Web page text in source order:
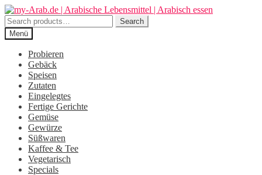
Zur
Navigation
springen
Zum
Inhalt
springen
Search
for:
Search
Menü
Probieren
Gebäck
Speisen
Zutaten
Eingelegtes
Fertige Gerichte
Gemüse
Gewürze
Süßwaren
Kaffee & Tee
Vegetarisch
Specials